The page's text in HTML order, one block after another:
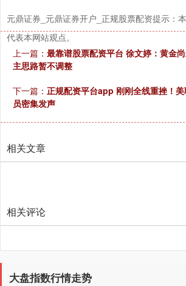
元鼎证券_元鼎证券开户_正规股票配资提示：
代表本网站观点。
上一篇： 最靠谱股票配资平台 徐文婷：黄金
主思路暂不调整
下一篇： 正规配资平台app 刚刚全线重挫！
员密集发声
相关文章
相关评论
大盘指数行情走势